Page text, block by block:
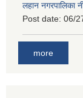
लहान नगरपालिका
Post date: 06/
more